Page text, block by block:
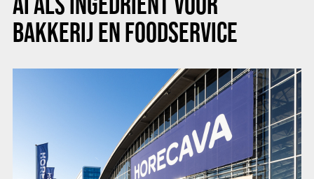
BAKKERIJ EN FOODSERVICE